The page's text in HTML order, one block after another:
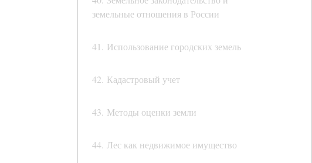
земельные отношения в России
41. Использование городских земель
42. Кадастровый учет
43. Методы оценки земли
44. Лес как недвижимое имущество